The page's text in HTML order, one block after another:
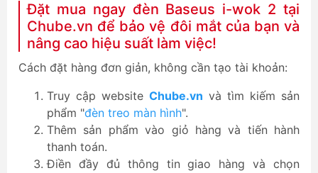
Đặt mua ngay đèn Baseus i-wok 2 tại
Chube.vn để bảo vệ đôi mắt của bạn và
nâng cao hiệu suất làm việc!
Cách đặt hàng đơn giản, không cần tạo tài khoản:
Truy cập website Chube.vn và tìm kiếm sản
phẩm "đèn treo màn hình".
Thêm sản phẩm vào giỏ hàng và tiến hành
thanh toán.
Điền đầy đủ thông tin giao hàng và chọn